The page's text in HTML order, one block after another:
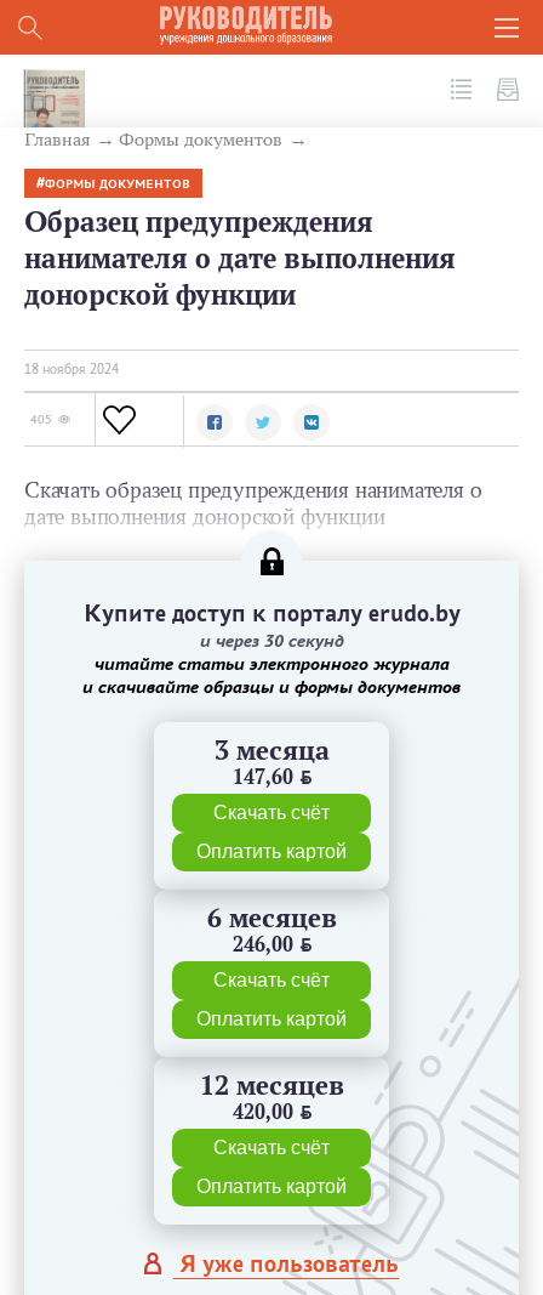
Главная Формы документов
ФОРМЫ ДОКУМЕНТОВ
Образец предупреждения
нанимателя о дате выполнения
донорской функции
18 ноября 2024
405
Скачать образец предупреждения нанимателя о
дате выполнения донорской функции
Купите доступ к порталу erudo.by
и через 30 секунд
читайте статьи электронного журнала
и скачивайте образцы и формы документов
3 месяца
147,60 BYN
Скачать счёт
Оплатить картой
6 месяцев
246,00 BYN
Скачать счёт
Оплатить картой
12 месяцев
420,00 BYN
Скачать счёт
Оплатить картой
Я уже пользователь